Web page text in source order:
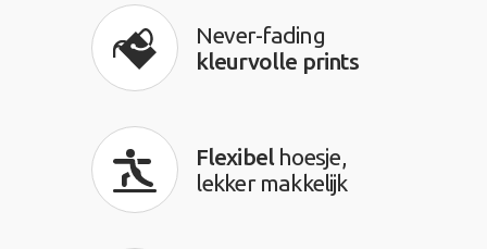
Never-fading
kleurvolle prints
Flexibelhoesje,
lekker makkelijk